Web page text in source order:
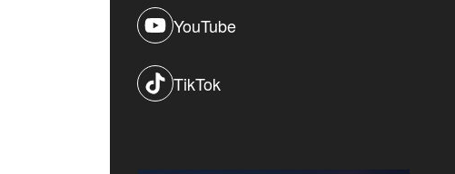
YouTube
TikTok